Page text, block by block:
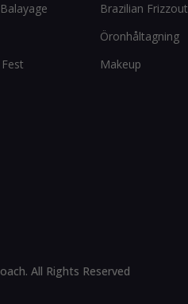
Brazilian Frizzout
Öronhåltagning
Makeup
All Rights Reserved